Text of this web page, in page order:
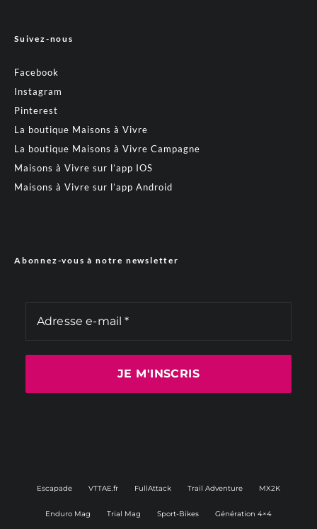
Suivez-nous
Facebook
Instagram
Pinterest
La boutique Maisons à Vivre
La boutique Maisons à Vivre Campagne
Maisons à Vivre sur l’app IOS
Maisons à Vivre sur l’app Android
Abonnez-vous à notre newsletter
Escapade VTTAE.fr FullAttack Trail Adventure MX2K
Enduro Mag Trial Mag Sport-Bikes Génération 4×4